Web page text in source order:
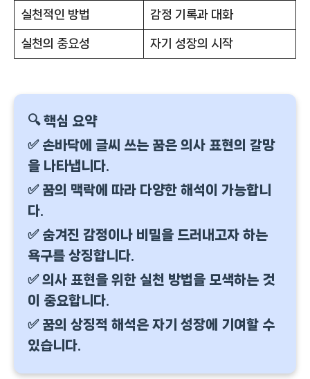
실천적인 방법 감정 기록과 대화
실천의 중요성 자기 성장의 시작
🔍 핵심 요약
✅ 손바닥에 글씨 쓰는 꿈은 의사 표현의 갈망
을 나타냅니다.
✅ 꿈의 맥락에 따라 다양한 해석이 가능합니
다.
✅ 숨겨진 감정이나 비밀을 드러내고자 하는
욕구를 상징합니다.
✅ 의사 표현을 위한 실천 방법을 모색하는 것
이 중요합니다.
✅ 꿈의 상징적 해석은 자기 성장에 기여할 수
있습니다.